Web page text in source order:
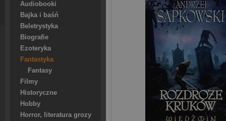
Audiobooki
Bajka i baśń
Beletrystyka
Biografie
Ezoteryka
Fantastyka
Fantasy
Filmy
Historyczne
Hobby
Horror, literatura grozy